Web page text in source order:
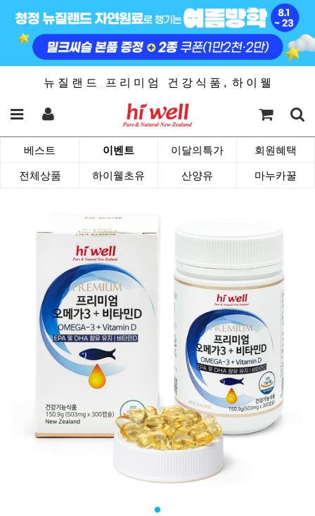
뉴 질 랜 드 프 리 미 엄 건 강 식 품 , 하 이 웰
베스트 이벤트 이달의특가 회원혜택
전체상품 하이웰초유 산양유 마누카꿀